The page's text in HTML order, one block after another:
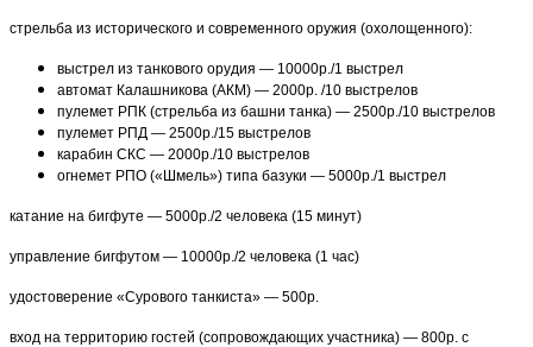
стрельба из исторического и современного оружия (охолощенного):
выстрел из танкового орудия — 10000р./1 выстрел
автомат Калашникова (АКМ) — 2000р. /10 выстрелов
пулемет РПК (стрельба из башни танка) — 2500р./10 выстрелов
пулемет РПД — 2500р./15 выстрелов
карабин СКС — 2000р./10 выстрелов
огнемет РПО («Шмель») типа базуки — 5000р./1 выстрел
катание на бигфуте — 5000р./2 человека (15 минут)
управление бигфутом — 10000р./2 человека (1 час)
удостоверение «Сурового танкиста» — 500р.
вход на территорию гостей (сопровождающих участника) — 800р. с